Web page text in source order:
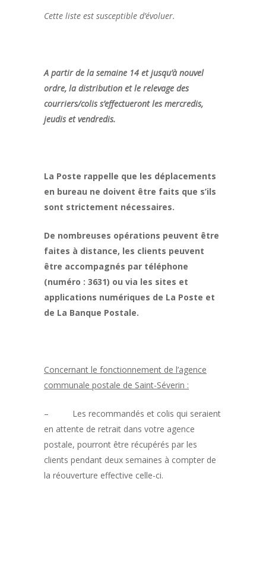
Cette liste est susceptible d’évoluer.
A partir de la semaine 14 et jusqu’à nouvel
ordre, la distribution et le relevage des
courriers/colis s’effectueront les mercredis,
jeudis et vendredis.
La Poste rappelle que les déplacements
en bureau ne doivent être faits que s’ils
sont strictement nécessaires.
De nombreuses opérations peuvent être
faites à distance, les clients peuvent
être accompagnés par téléphone
(numéro : 3631) ou via les sites et
applications numériques de La Poste et
de La Banque Postale.
Concernant le fonctionnement de l’agence
communale postale de Saint-Séverin :
– Les recommandés et colis qui seraient
en attente de retrait dans votre agence
postale, pourront être récupérés par les
clients pendant deux semaines à compter de
la réouverture effective celle-ci.